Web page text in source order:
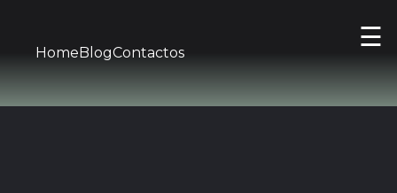
☰
HomeBlogContactos